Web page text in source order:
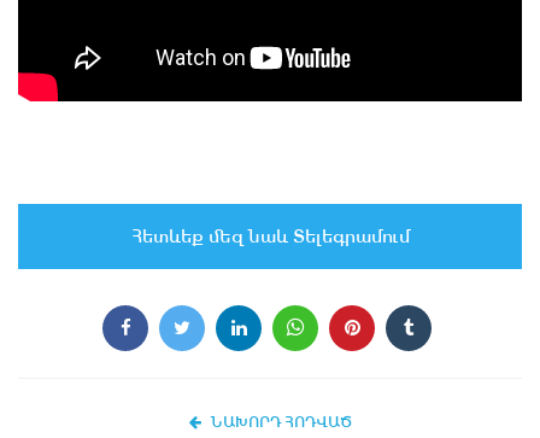
Հետևեք մեզ նաև Տելեգրամում
ՆԱԽՈՐԴ ՀՈԴՎԱԾ